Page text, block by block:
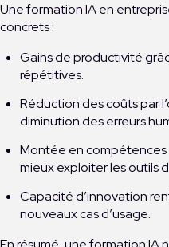
Une formation IA en
concrets :
Gains de productivité
répétitives.
Réduction des coûts par
diminution des erreurs
Montée en
mieux exploiter les outils
Capacité d’innovation
nouveaux cas d’usage.